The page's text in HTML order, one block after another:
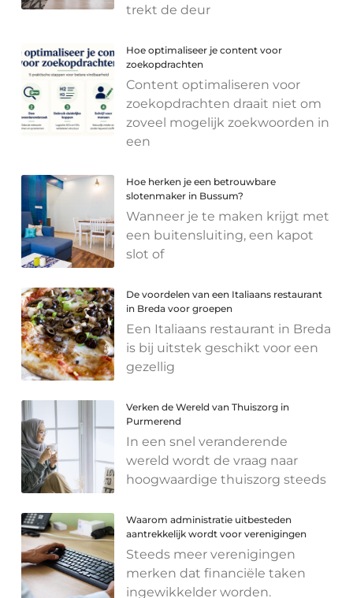
trekt de deur
Hoe optimaliseer je content voor
zoekopdrachten
Content optimaliseren voor
zoekopdrachten draait niet om
zoveel mogelijk zoekwoorden in
een
Hoe herken je een betrouwbare
slotenmaker in Bussum?
Wanneer je te maken krijgt met
een buitensluiting, een kapot
slot of
De voordelen van een Italiaans restaurant
in Breda voor groepen
Een Italiaans restaurant in Breda
is bij uitstek geschikt voor een
gezellig
Verken de Wereld van Thuiszorg in
Purmerend
In een snel veranderende
wereld wordt de vraag naar
hoogwaardige thuiszorg steeds
Waarom administratie uitbesteden
aantrekkelijk wordt voor verenigingen
Steeds meer verenigingen
merken dat financiële taken
ingewikkelder worden.